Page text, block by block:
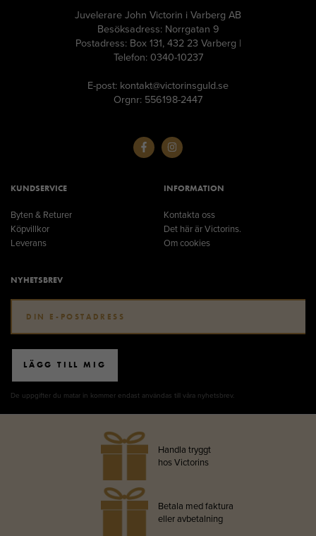
Juvelerare John Victorin i Varberg AB
Besöksadress: Norrgatan 9
Postadress: Box 131, 432 23 Varberg |
Telefon: 0340-10237
E-post: kontakt@victorinsguld.se
Orgnr: 556198-2447
KUNDSERVICE
Byten & Returer
Köpvillkor
Leverans
INFORMATION
Kontakta oss
Det här är Victorins.
Om cookies
NYHETSBREV
LÄGG TILL MIG
De uppgifter du matar in kommer endast användas till våra nyhetsbrev.
Handla tryggt
hos Victorins
Betala med faktura
eller avbetalning